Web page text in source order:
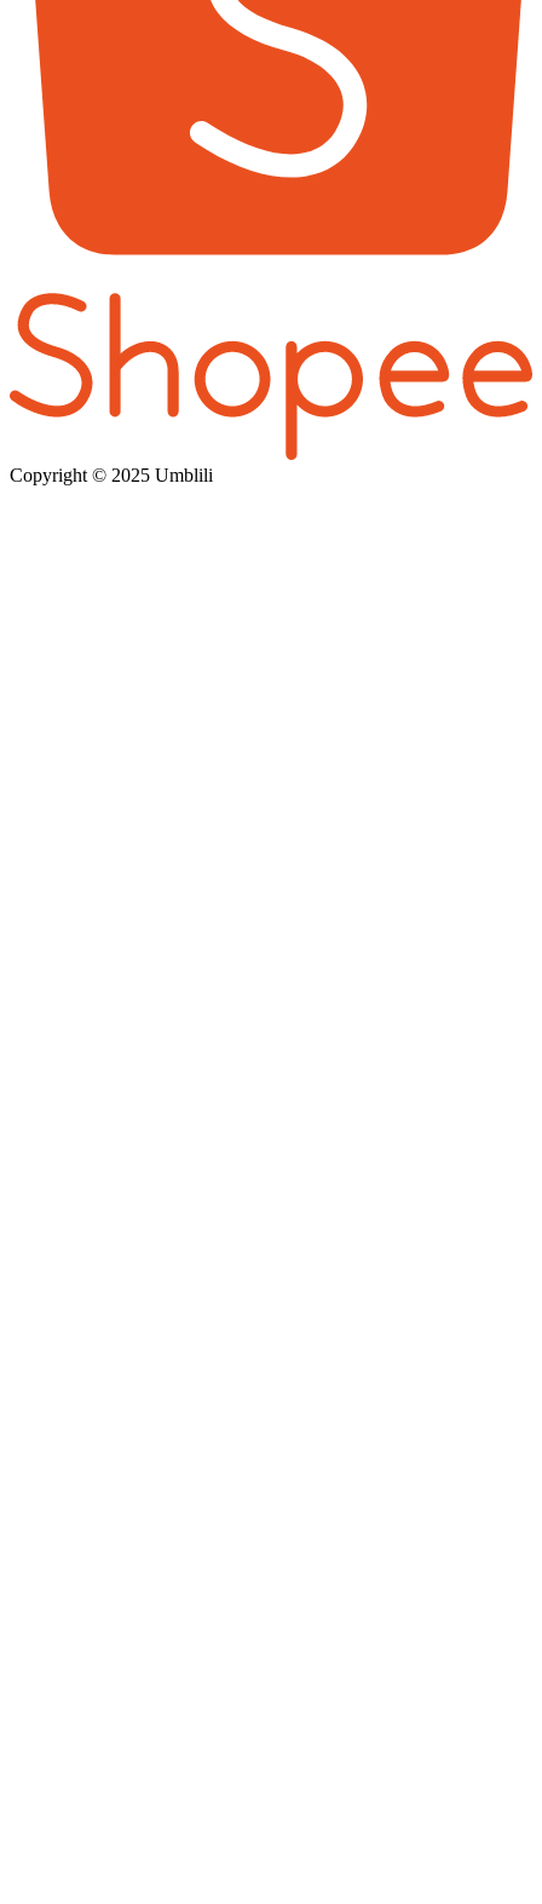
Copyright © 2025 Umblili